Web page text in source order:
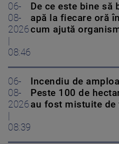
06-
08-
2026
08:46
De ce este bine să
apă la fiecare oră
cum ajută
06-
08-
2026
08:39
Incendiu de
Peste 100 de
au fost mistuite de